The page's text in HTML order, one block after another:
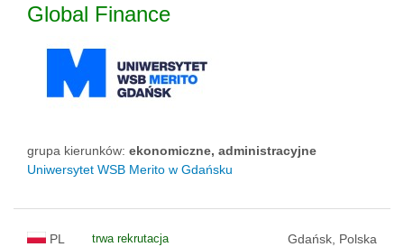
Global Finance
grupa kierunków: ekonomiczne, administracyjne
Uniwersytet WSB Merito w Gdańsku
PL trwa rekrutacja Gdańsk, Polska